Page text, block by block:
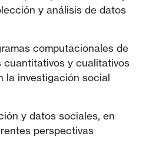
y análisis de datos
computacionales de
cuantitativos y cualitativos
la investigación social
y datos sociales, en
perspectivas